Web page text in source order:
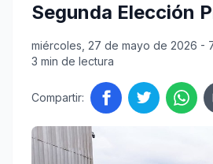
Segunda Elección
miércoles, 27 de mayo de 2026 -
3 min de lectura
Compartir: